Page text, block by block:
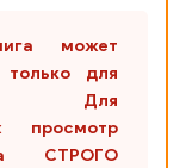
может
только для
Для
просмотр
СТРОГО